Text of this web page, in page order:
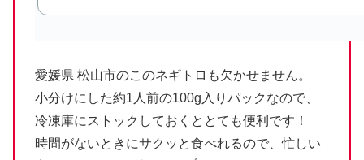
愛媛県 松山市のこのネギトロも欠かせません。
小分けにした約1人前の100g入りパックなので、
冷凍庫にストックしておくととても便利です！
時間がないときにサクッと食べれるので、忙しい